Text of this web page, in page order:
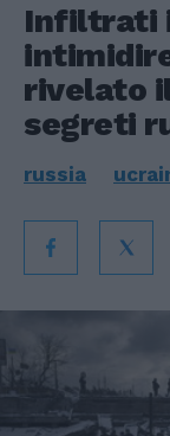
Infiltrati
rivelato
segreti
russia